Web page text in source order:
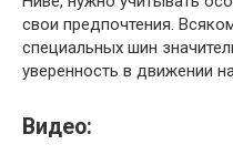
свои предпочтения.
специальных шин
уверенность в движении
Видео: